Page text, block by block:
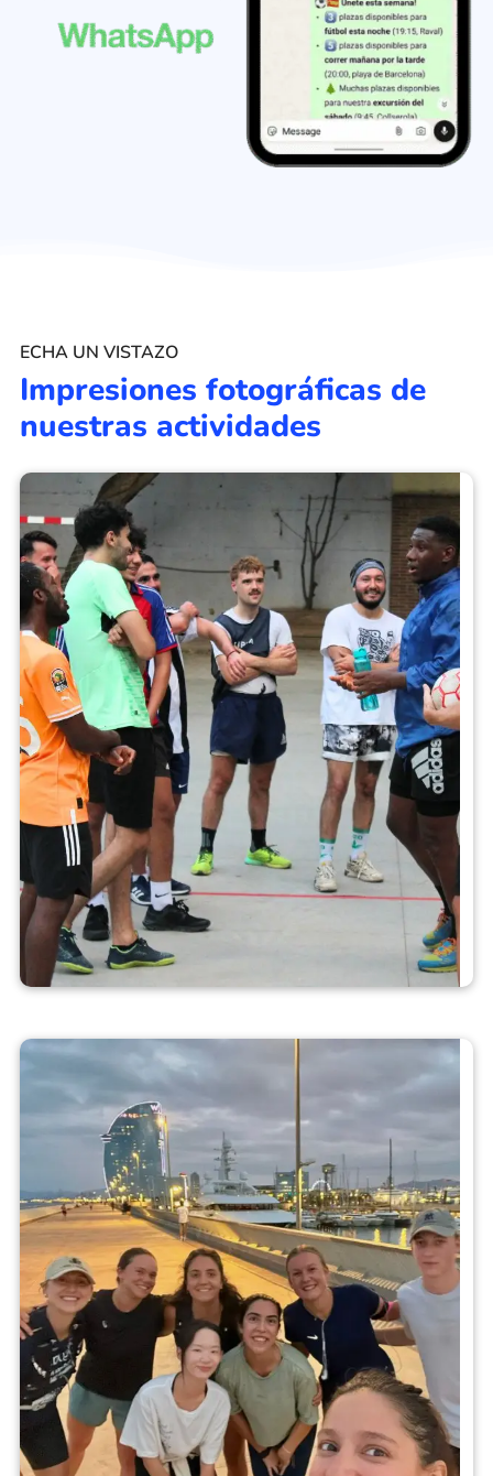
ECHA UN VISTAZO
Impresiones fotográficas de
nuestras actividades